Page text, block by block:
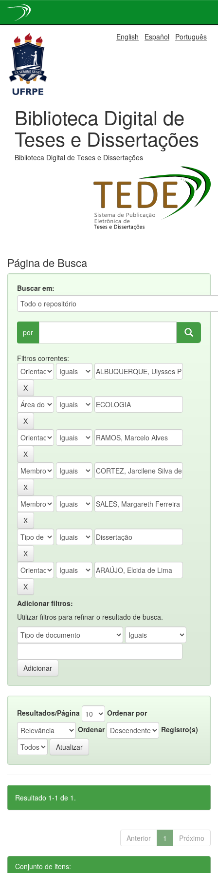
navigation
English Español Português
Biblioteca Digital de
Teses e Dissertações
Biblioteca Digital de Teses e Dissertações
Página de Busca
Buscar em:
por
Filtros correntes:
Adicionar filtros:
Utilizar filtros para refinar o resultado de busca.
Resultados/Página
Ordenar por
Ordenar
Registro(s)
Resultado 1-1 de 1.
Anterior 1 Próximo
Conjunto de itens: